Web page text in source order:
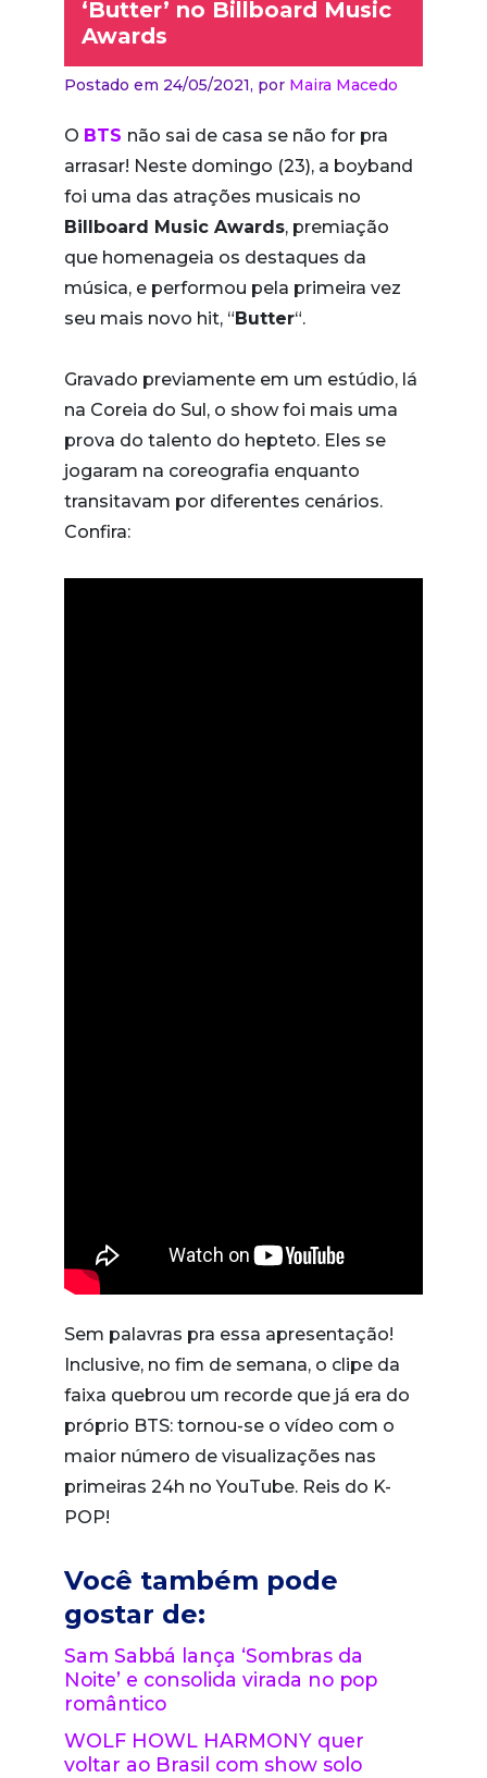
‘Butter’ no Billboard Music
Awards
Postado em 24/05/2021, por Maira Macedo
O BTS não sai de casa se não for pra
arrasar! Neste domingo (23), a boyband
foi uma das atrações musicais no
Billboard Music Awards, premiação
que homenageia os destaques da
música, e performou pela primeira vez
seu mais novo hit, “ Butter“.
Gravado previamente em um estúdio, lá
na Coreia do Sul, o show foi mais uma
prova do talento do hepteto. Eles se
jogaram na coreografia enquanto
transitavam por diferentes cenários.
Confira:
Sem palavras pra essa apresentação!
Inclusive, no fim de semana, o clipe da
faixa quebrou um recorde que já era do
próprio BTS: tornou-se o vídeo com o
maior número de visualizações nas
primeiras 24h no YouTube. Reis do K-
POP!
Você também pode
gostar de:
Sam Sabbá lança ‘Sombras da
Noite’ e consolida virada no pop
romântico
WOLF HOWL HARMONY quer
voltar ao Brasil com show solo